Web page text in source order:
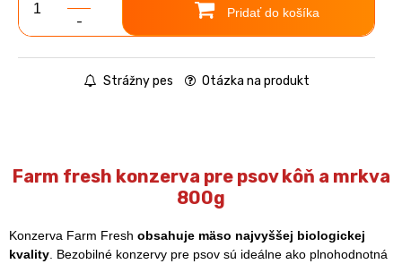
-
Pridať do košíka
Strážny pes Otázka na produkt
Farm fresh konzerva pre psov kôň a mrkva
800g
Konzerva Farm Fresh obsahuje mäso najvyššej biologickej
kvality . Bezobilné konzervy pre psov sú ideálne ako plnohodnotná